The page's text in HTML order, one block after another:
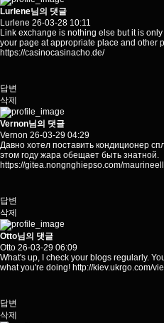
Lurlene님의 댓글
Lurlene 26-03-28 10:11
Link exchange is nothing else but it is
your page at appropriate place and other
https://casinocasinacho.de/
답변
삭제
Vernon님의 댓글
Vernon 26-03-29 04:29
Давно хотел поставить кондиционер
этом году жара обещает быть знатной.
https://gitea.nongnghiepso.com/
답변
삭제
Otto님의 댓글
Otto 26-03-29 06:09
What's up, I check your blogs regularly.
what you're doing! http://kiev.ukrgo.com/
답변
삭제